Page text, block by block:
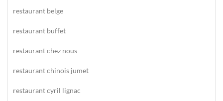
restaurant belge
restaurant buffet
restaurant chez nous
restaurant chinois jumet
restaurant cyril lignac